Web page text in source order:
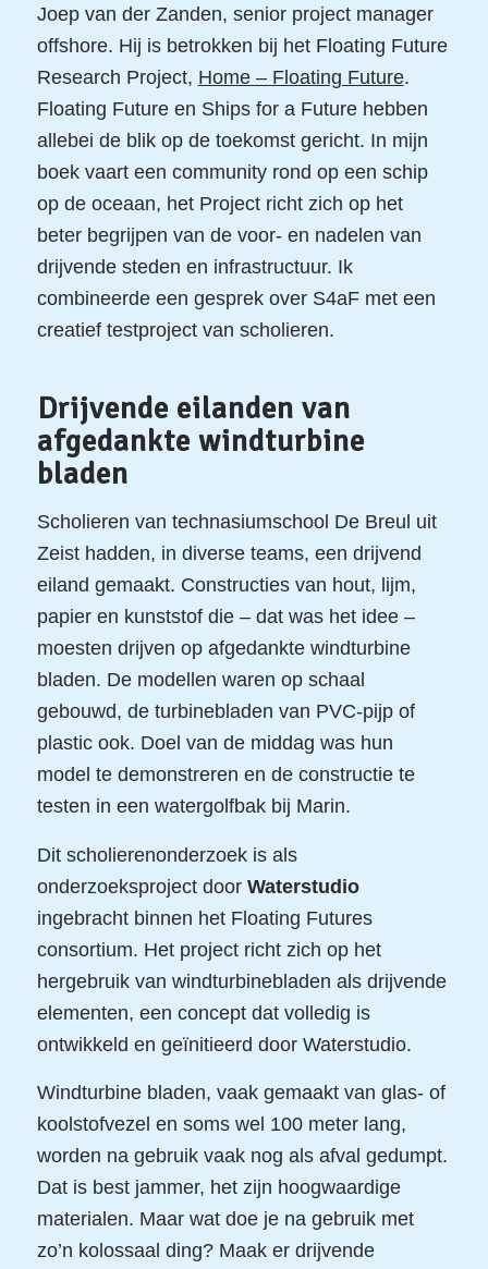
Joep van der Zanden, senior project manager
offshore. Hij is betrokken bij het Floating Future
Research Project, Home – Floating Future.
Floating Future en Ships for a Future hebben
allebei de blik op de toekomst gericht. In mijn
boek vaart een community rond op een schip
op de oceaan, het Project richt zich op het
beter begrijpen van de voor- en nadelen van
drijvende steden en infrastructuur. Ik
combineerde een gesprek over S4aF met een
creatief testproject van scholieren.
Drijvende eilanden van
afgedankte windturbine
bladen
Scholieren van technasiumschool De Breul uit
Zeist hadden, in diverse teams, een drijvend
eiland gemaakt. Constructies van hout, lijm,
papier en kunststof die – dat was het idee –
moesten drijven op afgedankte windturbine
bladen. De modellen waren op schaal
gebouwd, de turbinebladen van PVC-pijp of
plastic ook. Doel van de middag was hun
model te demonstreren en de constructie te
testen in een watergolfbak bij Marin.
Dit scholierenonderzoek is als
onderzoeksproject door Waterstudio
ingebracht binnen het Floating Futures
consortium. Het project richt zich op het
hergebruik van windturbinebladen als drijvende
elementen, een concept dat volledig is
ontwikkeld en geïnitieerd door Waterstudio.
Windturbine bladen, vaak gemaakt van glas- of
koolstofvezel en soms wel 100 meter lang,
worden na gebruik vaak nog als afval gedumpt.
Dat is best jammer, het zijn hoogwaardige
materialen. Maar wat doe je na gebruik met
zo’n kolossaal ding? Maak er drijvende